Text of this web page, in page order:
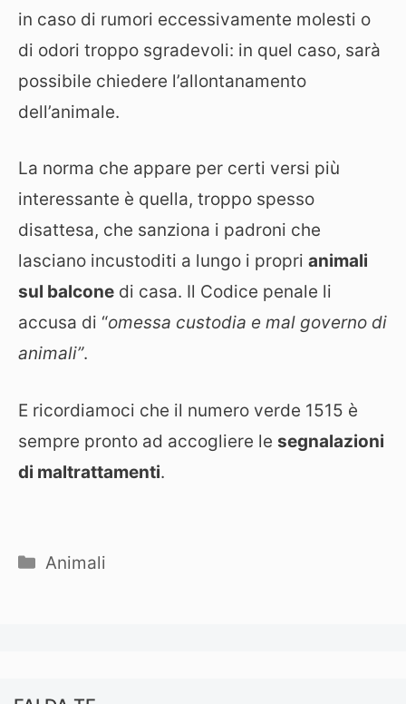
in caso di rumori eccessivamente molesti o
di odori troppo sgradevoli: in quel caso, sarà
possibile chiedere l’allontanamento
dell’animale.
La norma che appare per certi versi più
interessante è quella, troppo spesso
disattesa, che sanziona i padroni che
lasciano incustoditi a lungo i propri animali
sul balcone di casa. Il Codice penale li
accusa di “omessa custodia e mal governo di
animali”.
E ricordiamoci che il numero verde 1515 è
sempre pronto ad accogliere le segnalazioni
di maltrattamenti.
Categorie
Animali